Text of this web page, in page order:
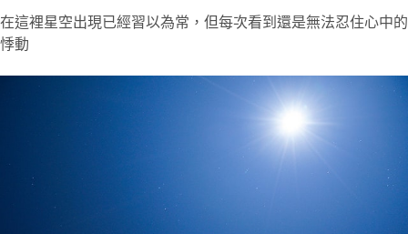
在這裡星空出現已經習以為常，但每次看到還是無法忍住心中的
悸動